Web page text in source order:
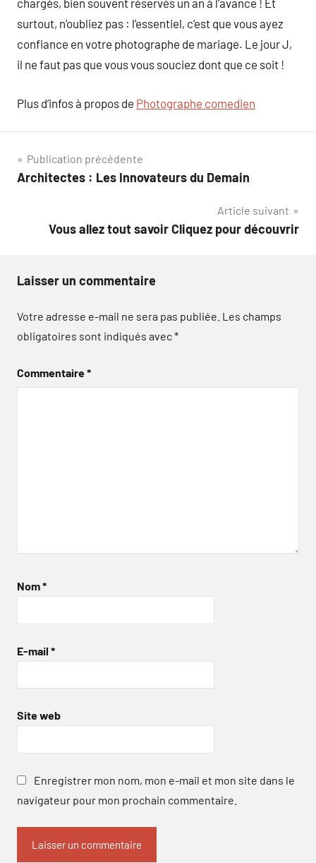
chargés, bien souvent réservés un an à l’avance ! Et
surtout, n’oubliez pas : l’essentiel, c’est que vous ayez
confiance en votre photographe de mariage. Le jour J,
il ne faut pas que vous vous souciez dont que ce soit !
Plus d’infos à propos de Photographe comedien
Navigation
de
Publication précédente
Architectes : Les Innovateurs du Demain
Article suivant
Vous allez tout savoir Cliquez pour découvrir
Laisser un commentaire
Votre adresse e-mail ne sera pas publiée. Les champs
obligatoires sont indiqués avec*
Commentaire*
Nom*
E-mail *
Site web
Enregistrer mon nom, mon e-mail et mon site dans le
navigateur pour mon prochain commentaire.